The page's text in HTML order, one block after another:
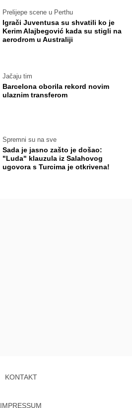
Prelijepe scene u Perthu
Igrači Juventusa su shvatili ko je
Kerim Alajbegović kada su stigli na
aerodrom u Australiji
Jačaju tim
Barcelona oborila rekord novim
ulaznim transferom
Spremni su na sve
Sada je jasno zašto je došao:
"Luda" klauzula iz Salahovog
ugovora s Turcima je otkrivena!
KONTAKT
IMPRESSUM